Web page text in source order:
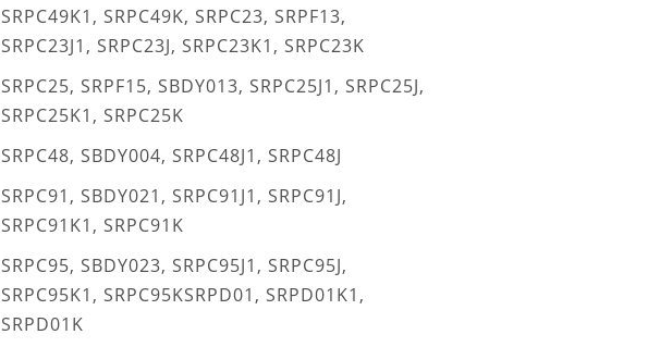
SRPC49K1, SRPC49K, SRPC23, SRPF13,
SRPC23J1, SRPC23J, SRPC23K1, SRPC23K
SRPC25, SRPF15, SBDY013, SRPC25J1, SRPC25J,
SRPC25K1, SRPC25K
SRPC48, SBDY004, SRPC48J1, SRPC48J
SRPC91, SBDY021, SRPC91J1, SRPC91J,
SRPC91K1, SRPC91K
SRPC95, SBDY023, SRPC95J1, SRPC95J,
SRPC95K1, SRPC95KSRPD01, SRPD01K1,
SRPD01K